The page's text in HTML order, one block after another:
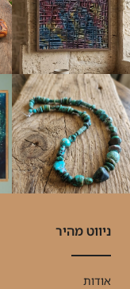
ניווט מהיר
אודות